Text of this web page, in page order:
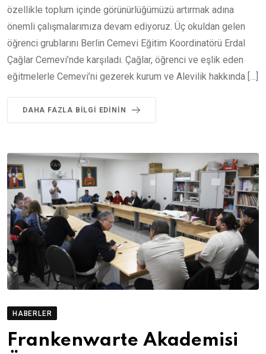
özellikle toplum içinde görünürlüğümüzü artırmak adına
önemli çalışmalarımıza devam ediyoruz. Üç okuldan gelen
öğrenci grublarını Berlin Cemevi Eğitim Koordinatörü Erdal
Çağlar Cemevi’nde karşıladı. Çağlar, öğrenci ve eşlik eden
eğitmelerle Cemevi’ni gezerek kurum ve Alevilik hakkında […]
DAHA FAZLA BILGI EDININ
HABERLER
Frankenwarte Akademisi